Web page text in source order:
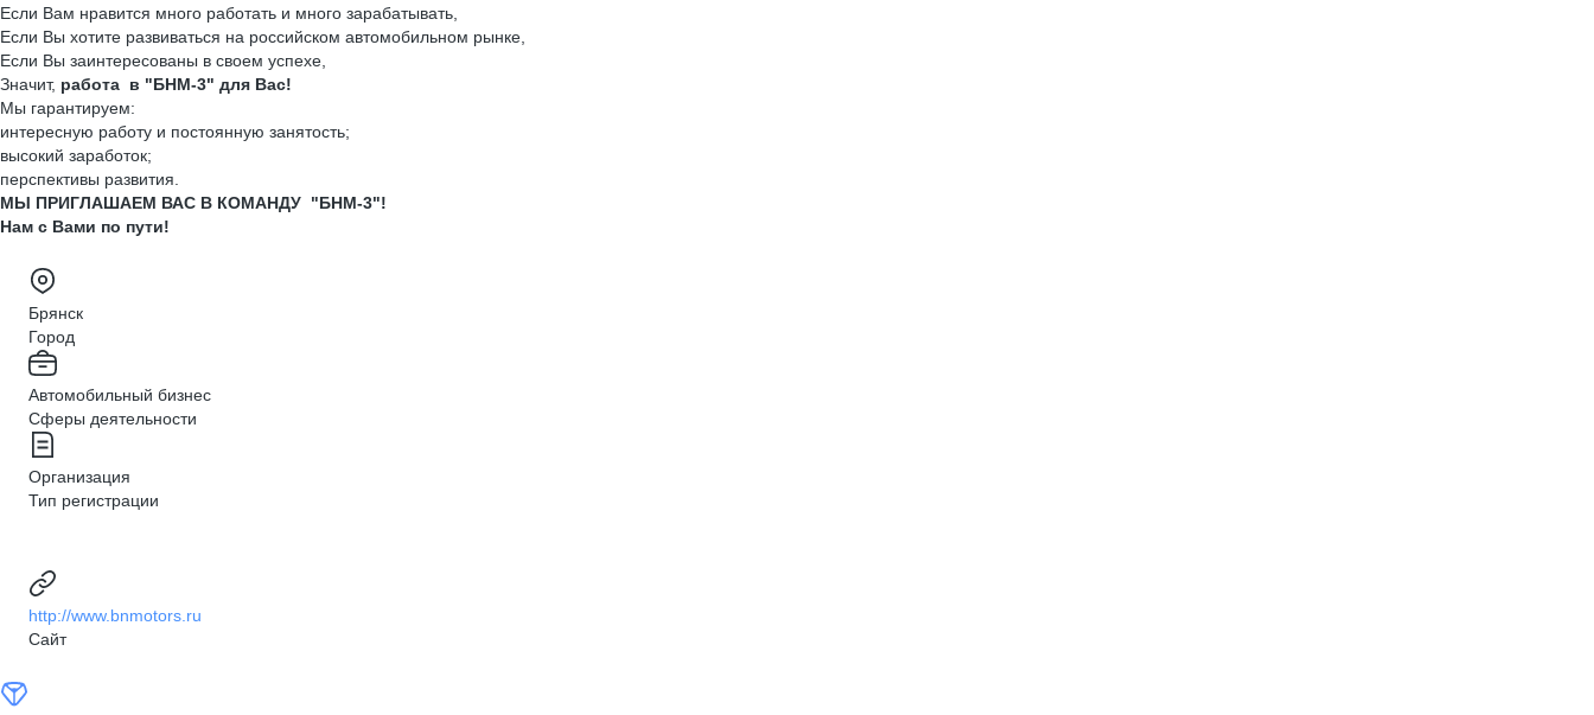
Если Вам нравится много работать и много зарабатывать,
Если Вы хотите развиваться на российском автомобильном рынке,
Если Вы заинтересованы в своем успехе,
Значит, работа в "БНМ-3" для Вас!
Мы гарантируем:
интересную работу и постоянную занятость;
высокий заработок;
перспективы развития.
МЫ ПРИГЛАШАЕМ ВАС В КОМАНДУ "БНМ-3"!
Нам с Вами по пути!
Брянск
Город
Автомобильный бизнес
Сферы деятельности
Организация
Тип регистрации
http://www.bnmotors.ru
Сайт